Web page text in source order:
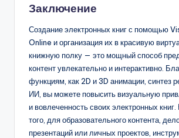
Заключение
Создание электронных книг с помощью
Online и организация их в красивую
книжную полку — это мощный способ
контент увлекательно и интерактивно.
функциям, как 2D и 3D анимации, синтез
ИИ, вы можете повысить визуальную
и вовлеченность своих электронных
того, для образовательного контента,
презентаций или личных проектов,